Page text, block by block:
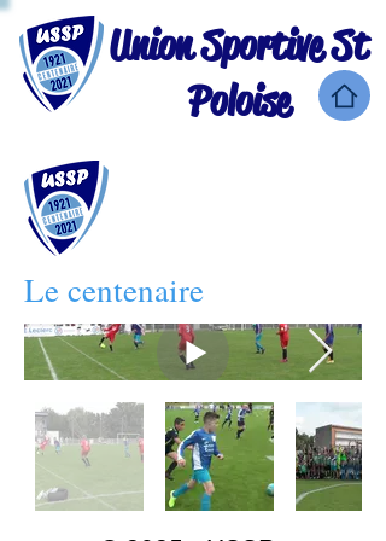
Union Sportive St
Poloise
Le centenaire